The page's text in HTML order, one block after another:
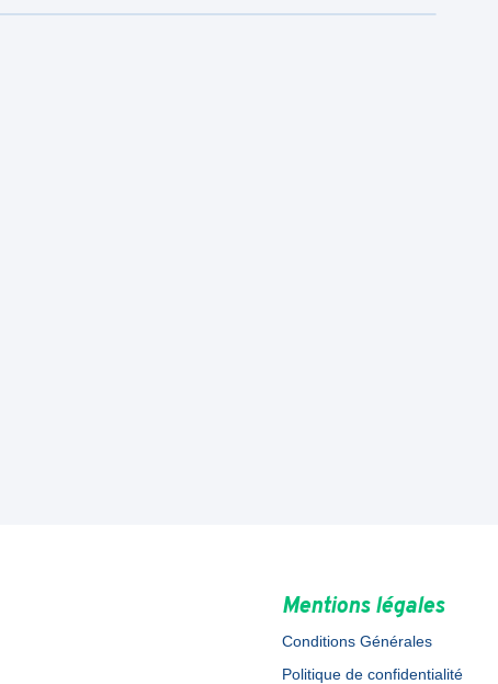
Mentions légales
Conditions Générales
Politique de confidentialité